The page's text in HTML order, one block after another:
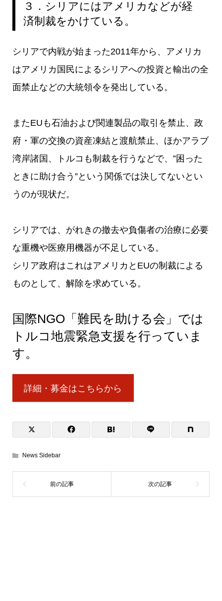
３．シリアにはアメリカなどが経
済制裁をかけている。
シリアで内戦が始まった2011年から、アメリカ
はアメリカ国民によるシリアへの投資と輸出の全
面禁止などの大統領令を発出している。
またEUも石油および関連製品の取引を禁止、政
府・軍の交換の資産凍結と渡航禁止、ほかアラブ
湾岸諸国、トルコも制裁を行うなどで、”困った
ときに助け合う”という関係では決してないとい
うのが現状だ。
シリアでは、がれきの撤去や負傷者の治療に必要
な重機や医療用機器が不足している。
シリア政府はこれはアメリカとEUの制裁による
ものとして、解除を求めている。
国際NGO「難民を助ける会」では
トルコ地震緊急支援を行っていま
す。
詳細・募金はこちらから
News Sidebar